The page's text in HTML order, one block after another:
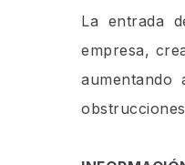
La entrada
empresa,